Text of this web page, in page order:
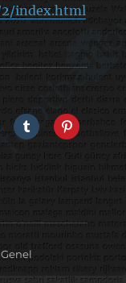
index.html
Kategoriler
Genel